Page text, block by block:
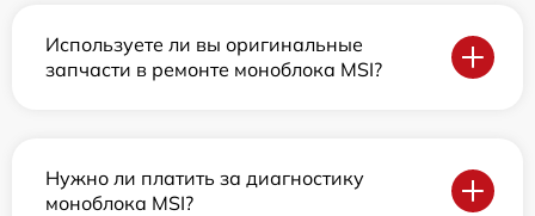
Используете ли вы оригинальные
запчасти в ремонте моноблока MSI?
Нужно ли платить за диагностику
моноблока MSI?